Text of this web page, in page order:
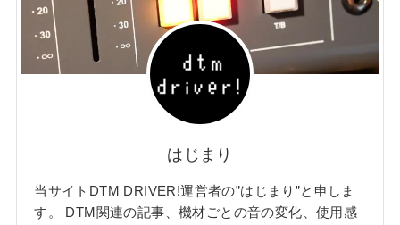
はじまり
当サイトDTM DRIVER!運営者の”はじまり”と申しま
す。 DTM関連の記事、機材ごとの音の変化、使用感